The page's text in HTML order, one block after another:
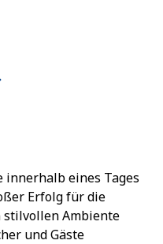
innerhalb eines Tages
Erfolg für die
stilvollen Ambiente
und Gäste